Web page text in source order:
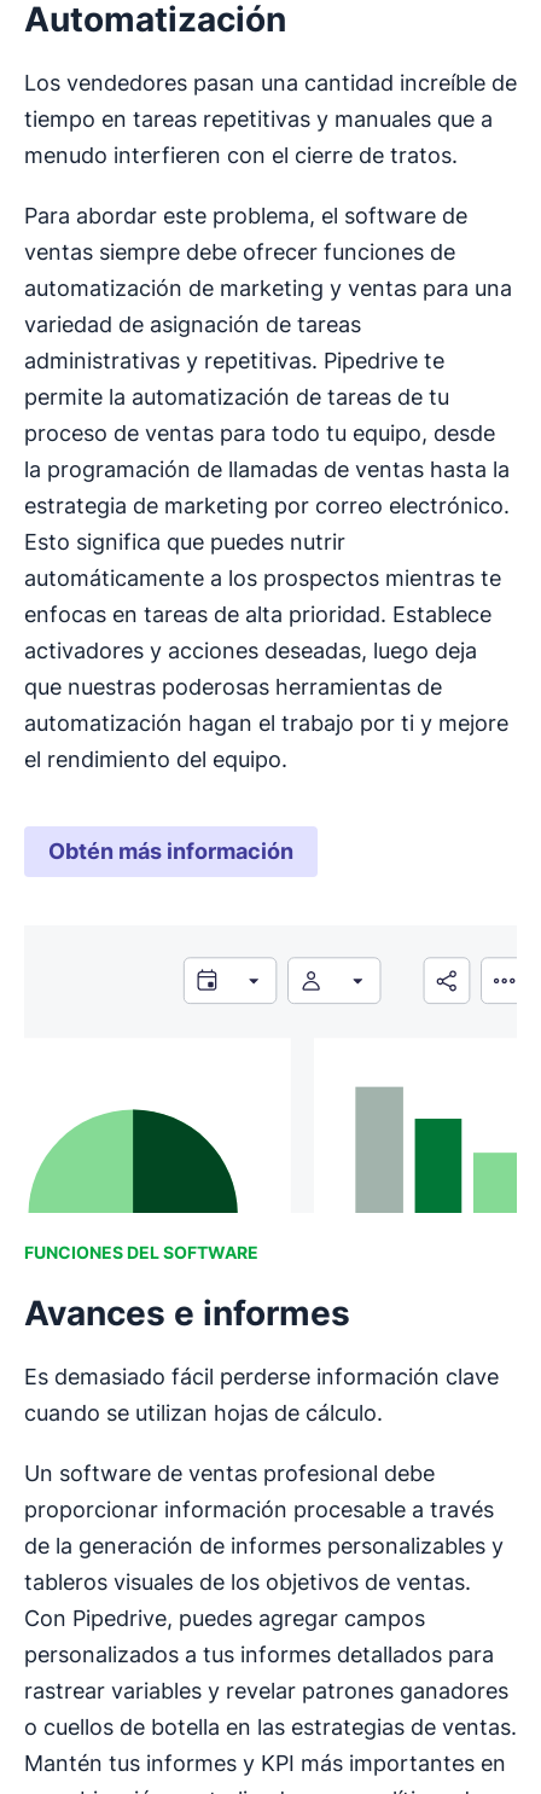
Automatización
Los vendedores pasan una cantidad increíble de
tiempo en tareas repetitivas y manuales que a
menudo interfieren con el cierre de tratos.
Para abordar este problema, el software de
ventas siempre debe ofrecer funciones de
automatización de marketing y ventas para una
variedad de asignación de tareas
administrativas y repetitivas. Pipedrive te
permite la automatización de tareas de tu
proceso de ventas para todo tu equipo, desde
la programación de llamadas de ventas hasta la
estrategia de marketing por correo electrónico.
Esto significa que puedes nutrir
automáticamente a los prospectos mientras te
enfocas en tareas de alta prioridad. Establece
activadores y acciones deseadas, luego deja
que nuestras poderosas herramientas de
automatización hagan el trabajo por ti y mejore
el rendimiento del equipo.
Obtén más información
FUNCIONES DEL SOFTWARE
Avances e informes
Es demasiado fácil perderse información clave
cuando se utilizan hojas de cálculo.
Un software de ventas profesional debe
proporcionar información procesable a través
de la generación de informes personalizables y
tableros visuales de los objetivos de ventas.
Con Pipedrive, puedes agregar campos
personalizados a tus informes detallados para
rastrear variables y revelar patrones ganadores
o cuellos de botella en las estrategias de ventas.
Mantén tus informes y KPI más importantes en